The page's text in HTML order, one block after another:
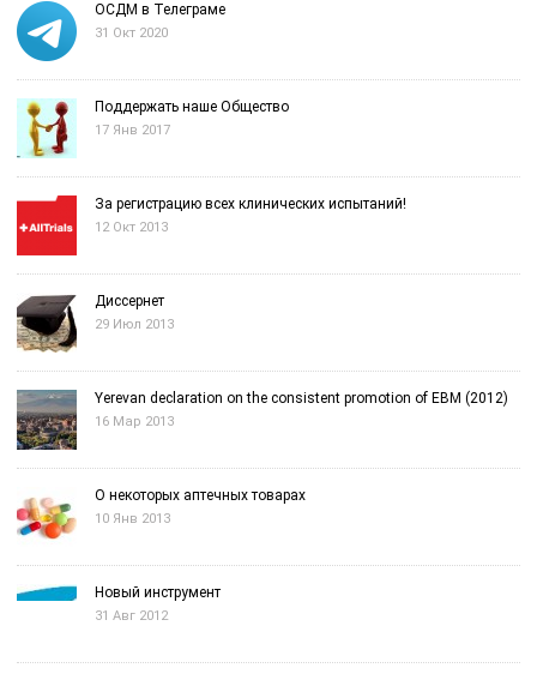
ОСДМ в Телеграме
31 Окт 2020
Поддержать наше Общество
17 Янв 2017
За регистрацию всех клинических испытаний!
12 Окт 2013
Диссернет
29 Июл 2013
Yerevan declaration on the consistent promotion of EBM (2012)
16 Мар 2013
О некоторых аптечных товарах
10 Янв 2013
Новый инструмент
31 Авг 2012